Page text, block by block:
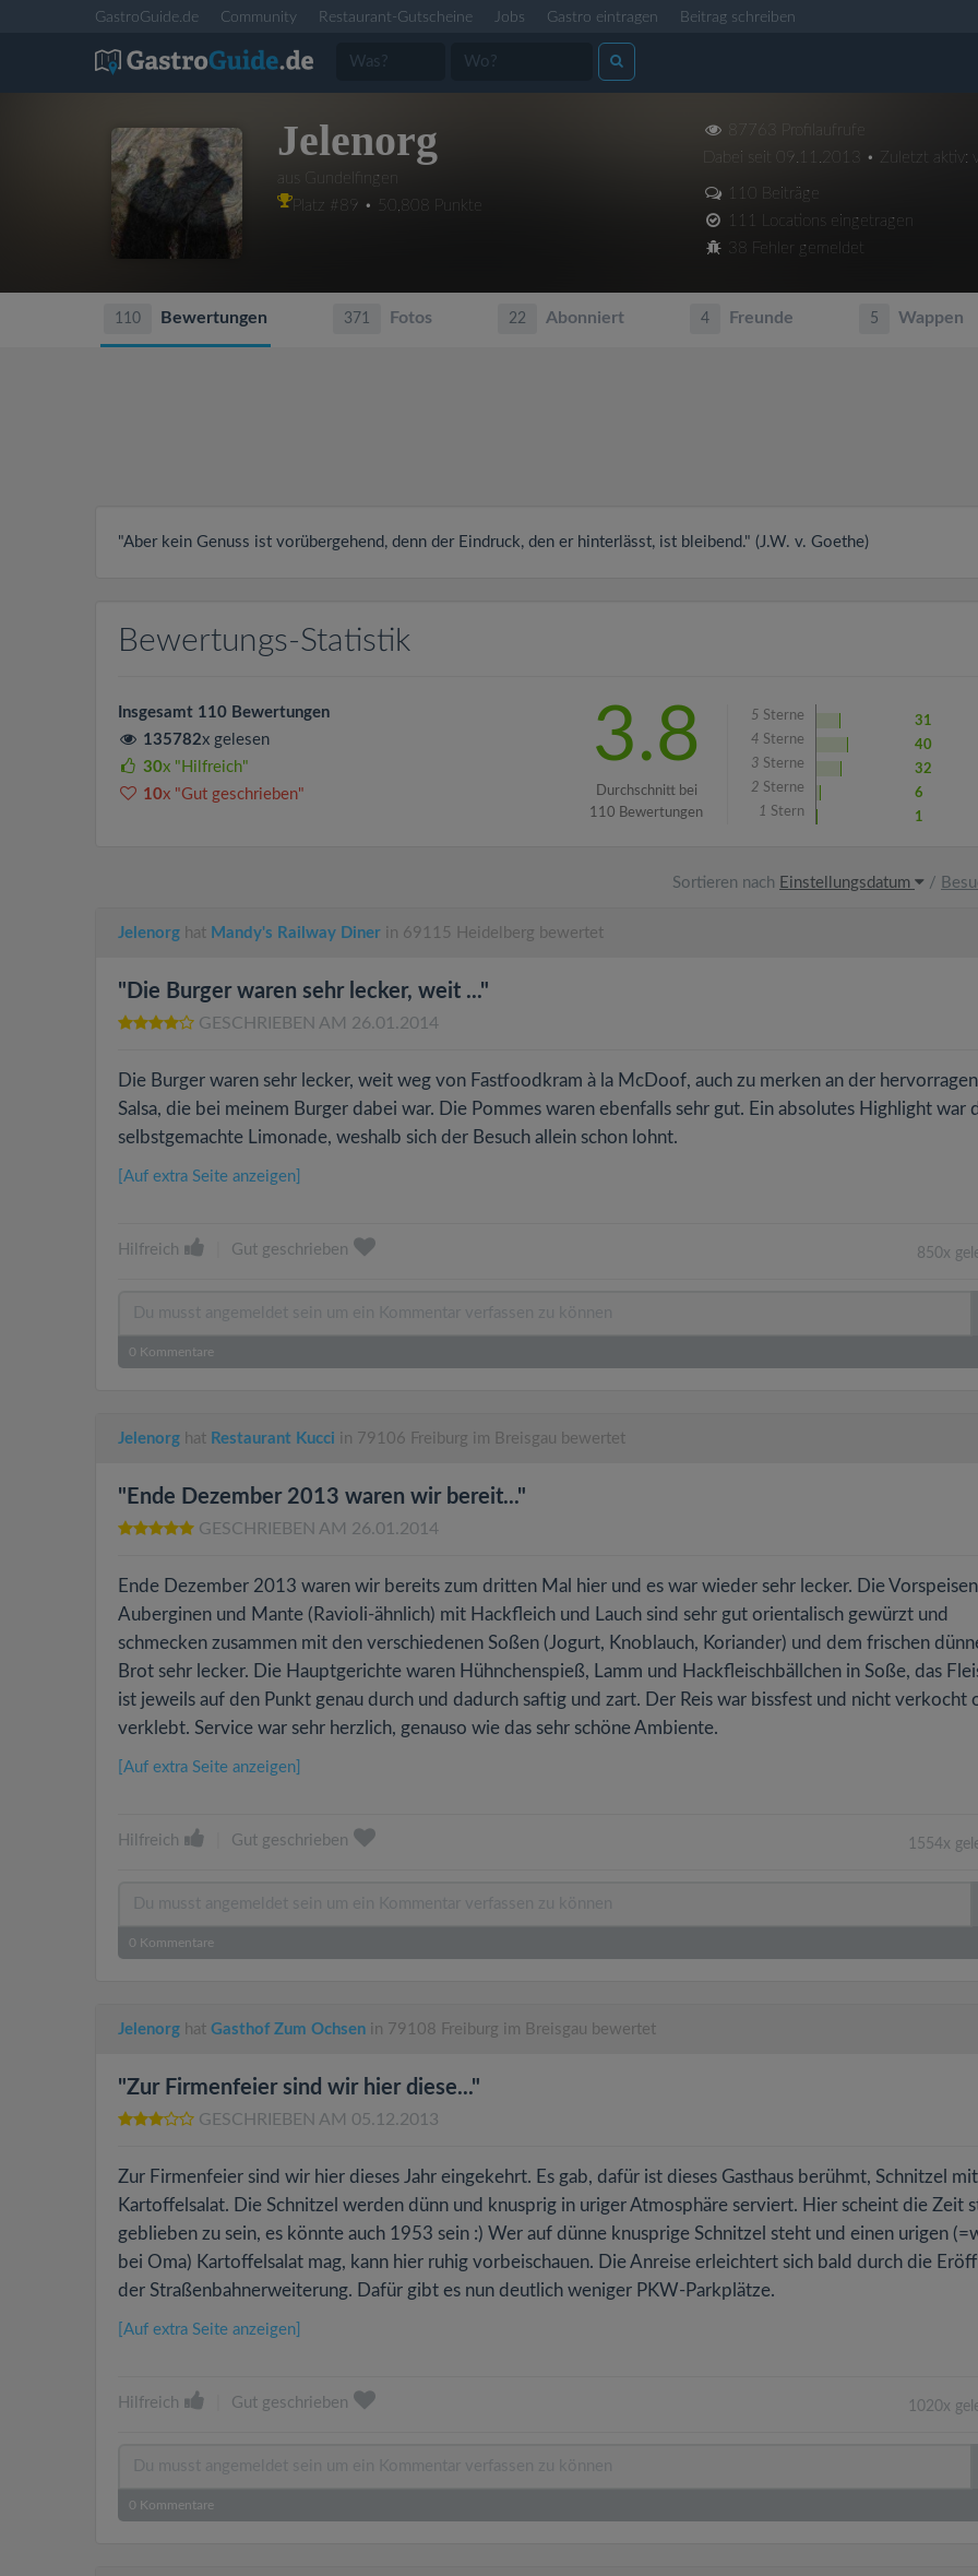
GastroGuide.de Community Restaurant-Gutscheine Jobs Gastro eintragen Beitrag schreiben
Jelenorg
aus Gundelfingen
Platz #89 • 50,808 Punkte
87763 Profilaufrufe
Dabei seit 09.11.2013 • Zuletzt aktiv:
110 Beiträge
111 Locations eingetragen
38 Fehler gemeldet
110 Bewertungen 371 Fotos 22 Abonniert 4 Freunde 5 Wappen
"Aber kein Genuss ist vorübergehend, denn der Eindruck, den er hinterlässt, ist bleibend." (J.W. v. Goethe)
Bewertungs-Statistik
Insgesamt 110 Bewertungen
135782x gelesen
30x "Hilfreich"
10x "Gut geschrieben"
3.8
Durchschnitt bei
110 Bewertungen
5 Sterne
31
4 Sterne
40
3 Sterne
32
2 Sterne
6
1 Stern 1
Sortieren nach Einstellungsdatum /
Jelenorg hat Mandy's Railway Diner in 69115 Heidelberg bewertet
"Die Burger waren sehr lecker, weit ..."
GESCHRIEBEN AM 26.01.2014
Die Burger waren sehr lecker, weit weg von Fastfoodkram à la McDoof, auch zu merken an der
Salsa, die bei meinem Burger dabei war. Die Pommes waren ebenfalls sehr gut. Ein absolutes Highlight war
selbstgemachte Limonade, weshalb sich der Besuch allein schon lohnt.
[Auf extra Seite anzeigen]
Hilfreich Gut geschrieben 850x
0 Kommentare
Jelenorg hat Restaurant Kucci in 79106 Freiburg im Breisgau bewertet
"Ende Dezember 2013 waren wir bereit..."
GESCHRIEBEN AM 26.01.2014
Ende Dezember 2013 waren wir bereits zum dritten Mal hier und es war wieder sehr lecker. Die
Auberginen und Mante (Ravioli-ähnlich) mit Hackfleich und Lauch sind sehr gut orientalisch gewürzt und
schmecken zusammen mit den verschiedenen Soßen (Jogurt, Knoblauch, Koriander) und dem frischen
Brot sehr lecker. Die Hauptgerichte waren Hühnchenspieß, Lamm und Hackfleischbällchen in Soße, das
ist jeweils auf den Punkt genau durch und dadurch saftig und zart. Der Reis war bissfest und nicht verkocht
verklebt. Service war sehr herzlich, genauso wie das sehr schöne Ambiente.
[Auf extra Seite anzeigen]
Hilfreich Gut geschrieben 1554x
0 Kommentare
Jelenorg hat Gasthof Zum Ochsen in 79108 Freiburg im Breisgau bewertet
"Zur Firmenfeier sind wir hier diese..."
GESCHRIEBEN AM 05.12.2013
Zur Firmenfeier sind wir hier dieses Jahr eingekehrt. Es gab, dafür ist dieses Gasthaus berühmt, Schnitzel mit
Kartoffelsalat. Die Schnitzel werden dünn und knusprig in uriger Atmosphäre serviert. Hier scheint die Zeit
geblieben zu sein, es könnte auch 1953 sein :) Wer auf dünne knusprige Schnitzel steht und einen urigen
bei Oma) Kartoffelsalat mag, kann hier ruhig vorbeischauen. Die Anreise erleichtert sich bald durch die
der Straßenbahnerweiterung. Dafür gibt es nun deutlich weniger PKW-Parkplätze.
[Auf extra Seite anzeigen]
Hilfreich Gut geschrieben 1020x
0 Kommentare